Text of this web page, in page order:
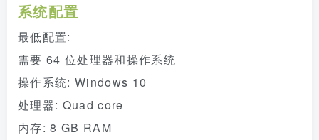
系统配置
最低配置:
需要 64 位处理器和操作系统
操作系统: Windows 10
处理器: Quad core
内存: 8 GB RAM